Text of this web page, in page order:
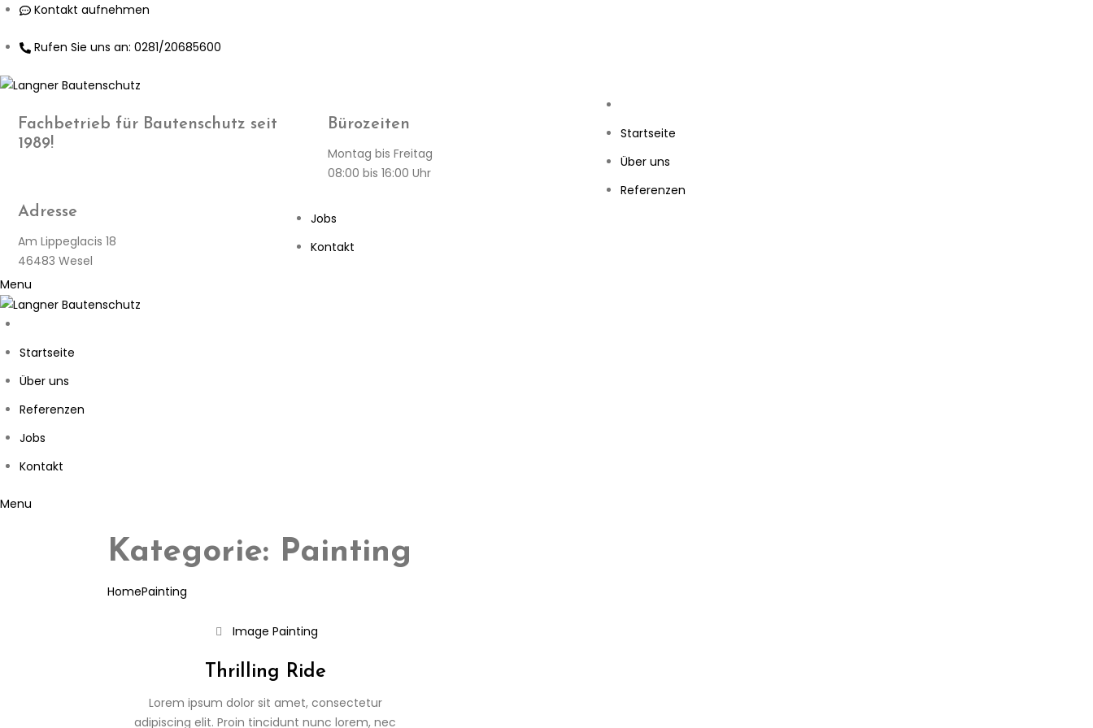
Skip
content
Kontakt aufnehmen
Rufen Sie uns an: 0281/20685600
Fachbetrieb für Bautenschutz seit
1989!
Bürozeiten
Montag bis Freitag
08:00 bis 16:00 Uhr
Adresse
Am Lippeglacis 18
46483 Wesel
Startseite
Über uns
Referenzen
Jobs
Kontakt
Menu
Startseite
Über uns
Referenzen
Jobs
Kontakt
Menu
Kategorie: Painting
HomePainting
Image Painting
Thrilling Ride
Lorem ipsum dolor sit amet, consectetur
adipiscing elit. Proin tincidunt nunc lorem, nec